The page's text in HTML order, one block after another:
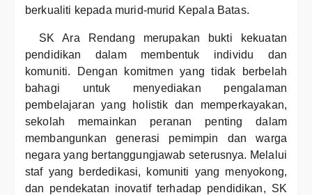
berkualiti kepada murid-murid Kepala Batas.
SK Ara Rendang merupakan bukti kekuatan
pendidikan dalam membentuk individu dan
komuniti. Dengan komitmen yang tidak berbelah
bahagi untuk menyediakan pengalaman
pembelajaran yang holistik dan memperkayakan,
sekolah memainkan peranan penting dalam
membangunkan generasi pemimpin dan warga
negara yang bertanggungjawab seterusnya. Melalui
staf yang berdedikasi, komuniti yang menyokong,
dan pendekatan inovatif terhadap pendidikan, SK